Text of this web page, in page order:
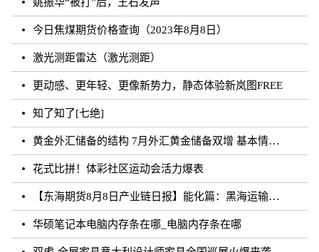
姚振华“被打”后，王石发声
今日焦煤期货价格查询（2023年8月8日）
激光测距雷达（激光测距）
更动感、更年轻、更像新势力，静态体验新岚图FREE
知了知了[七绝]
黄金外汇储备的结构 7月外汇黄金储备双增 基本情况讲解
花式比拼！体彩社区运动会活力爆表
【东海期货8月8日产业链日报】能化篇：黑海运输风险未发酵，油价下跌
华硕笔记本电脑内存条在哪_电脑内存条在哪